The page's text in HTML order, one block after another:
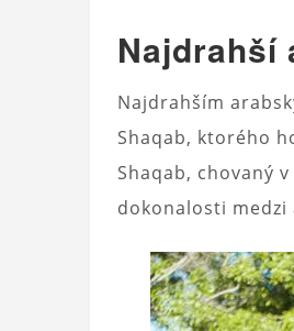
Najdrahší
Najdrahším
Shaqab, ktorého
Shaqab, chovaný
dokonalosti medzi